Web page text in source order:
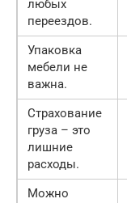
любых
переездов.
Упаковка
мебели не
важна.
Страхование
груза – это
лишние
расходы.
Можно